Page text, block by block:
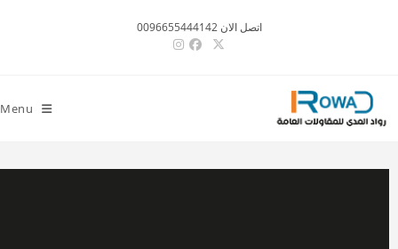
اتصل الان 0096655444142
Menu